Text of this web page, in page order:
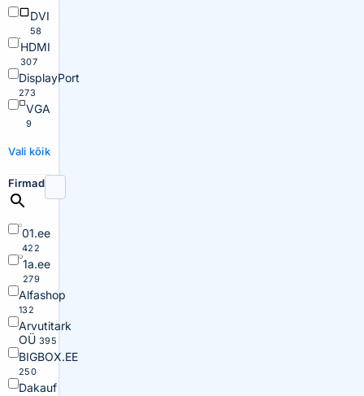
DVI
58
HDMI
307
DisplayPort
273
VGA
9
Vali kõik
Firmad
01.ee
422
1a.ee
279
Alfashop
132
Arvutitark
OÜ 395
BIGBOX.EE
250
Dakauf